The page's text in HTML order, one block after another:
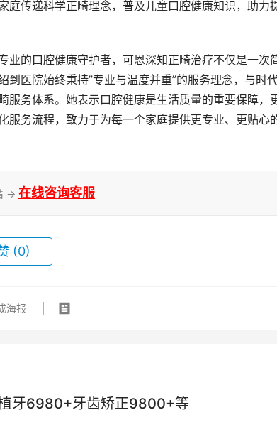
庭传递科学正畸理念，普及儿童口腔健康知识，助力
业的口腔健康守护者，可恩深知正畸治疗不仅是一次
医院始终秉持”专业与温度并重”的服务理念，与时
服务体系。她表示口腔健康是生活质量的重要保障，
服务流程，致力于为每一个家庭提供更专业、更贴心
→ 在线咨询客服
(0)
海报
牙6980+牙齿矫正9800+等